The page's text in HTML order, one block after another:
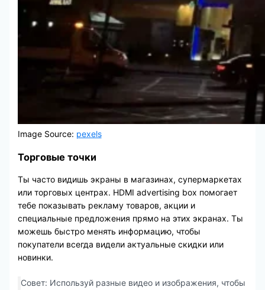
Image Source: pexels
Торговые точки
Ты часто видишь экраны в магазинах, супермаркетах
или торговых центрах. HDMI advertising box помогает
тебе показывать рекламу товаров, акции и
специальные предложения прямо на этих экранах. Ты
можешь быстро менять информацию, чтобы
покупатели всегда видели актуальные скидки или
новинки.
Совет: Используй разные видео и изображения, чтобы